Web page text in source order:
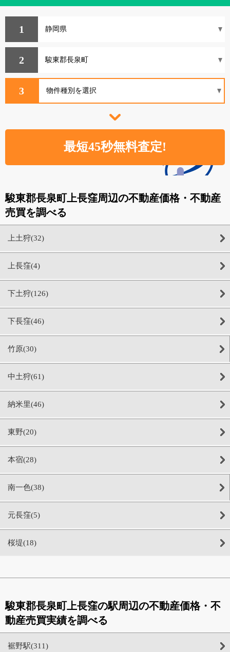
1
2
3
駿東郡長泉町上長窪周辺の不動産価格・不動産
売買を調べる
上土狩(32)
上長窪(4)
下土狩(126)
下長窪(46)
竹原(30)
中土狩(61)
納米里(46)
東野(20)
本宿(28)
南一色(38)
元長窪(5)
桜堤(18)
駿東郡長泉町上長窪の駅周辺の不動産価格・不
動産売買実績を調べる
裾野駅(311)